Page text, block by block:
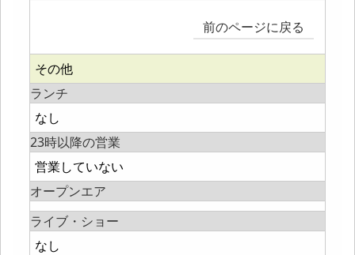
前のページに戻る
その他
ランチ
なし
23時以降の営業
営業していない
オープンエア
ライブ・ショー
なし